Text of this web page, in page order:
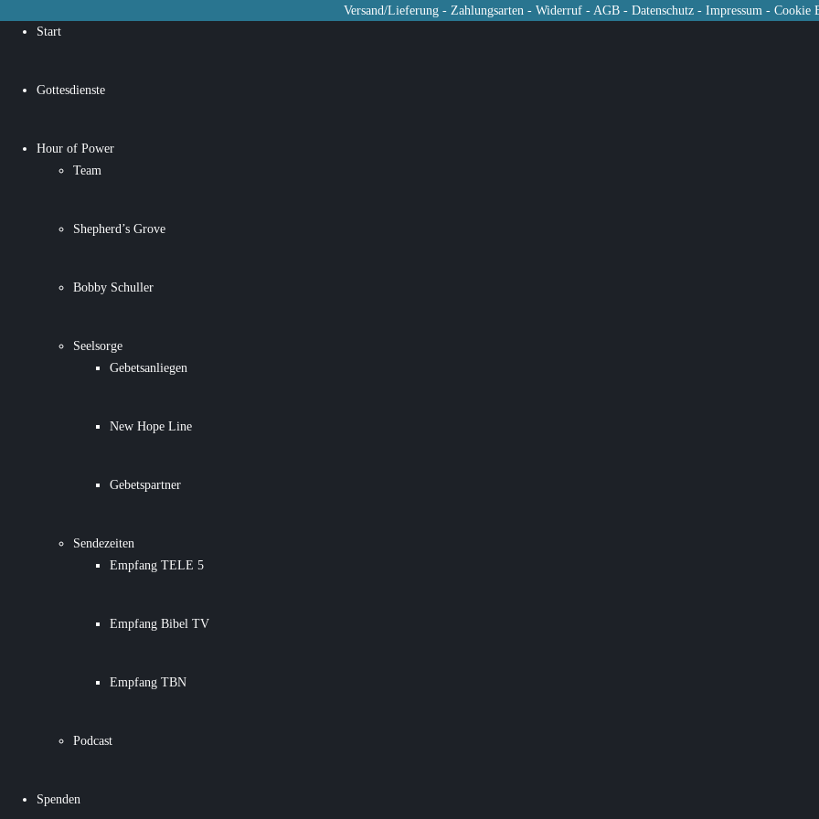
Versand/Lieferung - Zahlungsarten - Widerruf - AGB - Datenschutz - Impressum - Cookie
Start
Gottesdienste
Hour of Power
Team
Shepherd’s Grove
Bobby Schuller
Seelsorge
Gebetsanliegen
New Hope Line
Gebetspartner
Sendezeiten
Empfang TELE 5
Empfang Bibel TV
Empfang TBN
Podcast
Spenden